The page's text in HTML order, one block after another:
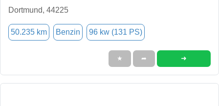
Dortmund, 44225
50.235 km Benzin 96 kw (131 PS)
★ ➦ ➜